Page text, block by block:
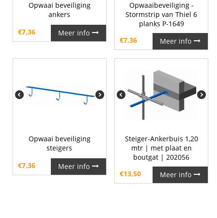
Opwaai beveiliging
ankers
€7,36 Meer info
Opwaaibeveiliging -
Stormstrip van Thiel 6
planks P-1649
€7,36 Meer info
Opwaai beveiliging
steigers
€7,36 Meer info
Steiger-Ankerbuis 1,20
mtr | met plaat en
boutgat | 202056
€13,50 Meer info